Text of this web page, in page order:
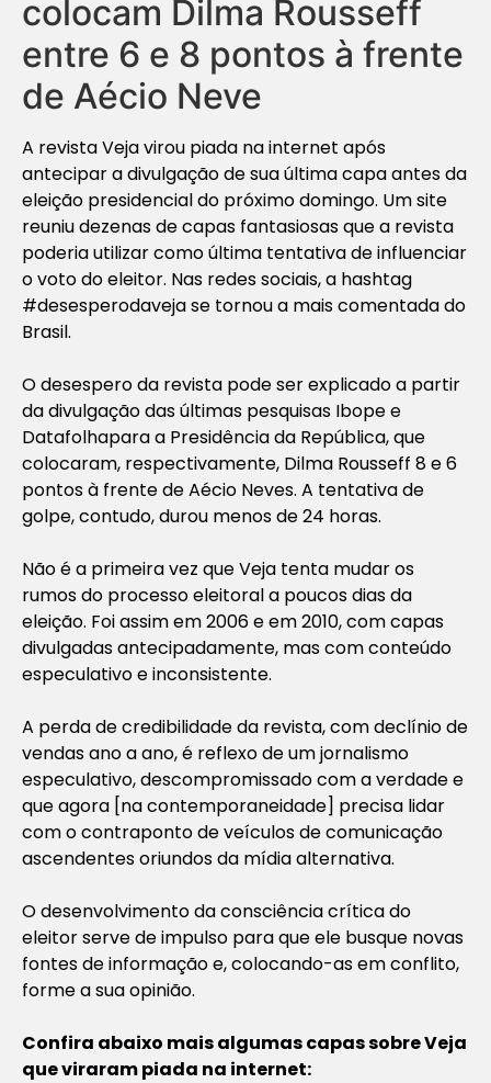
colocam Dilma Rousseff
entre 6 e 8 pontos à frente
de Aécio Neve
A revista Veja virou piada na internet após
antecipar a divulgação de sua última capa antes da
eleição presidencial do próximo domingo. Um site
reuniu dezenas de capas fantasiosas que a revista
poderia utilizar como última tentativa de influenciar
o voto do eleitor. Nas redes sociais, a hashtag
#desesperodaveja se tornou a mais comentada do
Brasil.
O desespero da revista pode ser explicado a partir
da divulgação das últimas pesquisas Ibope e
Datafolhapara a Presidência da República, que
colocaram, respectivamente, Dilma Rousseff 8 e 6
pontos à frente de Aécio Neves. A tentativa de
golpe, contudo, durou menos de 24 horas.
Não é a primeira vez que Veja tenta mudar os
rumos do processo eleitoral a poucos dias da
eleição. Foi assim em 2006 e em 2010, com capas
divulgadas antecipadamente, mas com conteúdo
especulativo e inconsistente.
A perda de credibilidade da revista, com declínio de
vendas ano a ano, é reflexo de um jornalismo
especulativo, descompromissado com a verdade e
que agora [na contemporaneidade] precisa lidar
com o contraponto de veículos de comunicação
ascendentes oriundos da mídia alternativa.
O desenvolvimento da consciência crítica do
eleitor serve de impulso para que ele busque novas
fontes de informação e, colocando-as em conflito,
forme a sua opinião.
Confira abaixo mais algumas capas sobre Veja
que viraram piada na internet: